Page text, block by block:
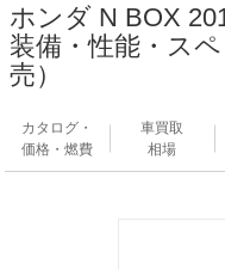
ホンダ N BOX
装備・性能・ス
売）
カタログ・
価格・燃費
車買取
相場